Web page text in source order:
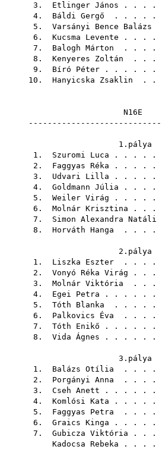
3. Etlinger János . . . .
4. Báldi Gergő . . . . .
5. Varsányi Bence Balázs
6. Kucsma Levente . . . .
7. Balogh Márton . . . .
8. Kenyeres Zoltán . . .
9. Bíró Péter . . . . .
10. Hanyicska Zsaklin . .
1. Szuromi Luca . . . .
2. Faggyas Réka . . . .
3. Udvari Lilla . . . .
4. Goldmann Júlia . . . .
5. Weiler Virág . . . .
6. Molnár Krisztina . . .
7. Simon Alexandra Natáli
8. Horváth Hanga . . . .
1. Liszka Eszter . . . .
2. Vonyó Réka Virág . . .
3. Molnár Viktória . . .
4. Egei Petra . . . . .
5. Tóth Blanka . . . . .
6. Palkovics Éva . . . .
7. Tóth Enikő . . . . .
8. Vida Ágnes . . . . .
1. Balázs Otília . . . .
2. Porgányi Anna . . . .
3. Cseh Anett . . . . .
4. Komlósi Kata . . . .
5. Faggyas Petra . . . .
6. Graics Kinga . . . .
7. Gubicza Viktória . . .
Kadocsa Rebeka . . . .